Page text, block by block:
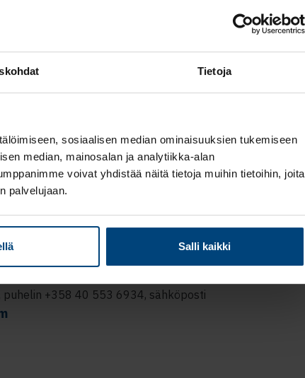
Tietoja
sosiaalisen median ominaisuuksien tukemiseen
median, mainosalan ja analytiikka-alan
voivat yhdistää näitä tietoja muihin tietoihin, joita
palvelujaan.
Salli kaikki
puhelin +47 41 472 774,
konserni, puhelin +358 50 311
puhelin +358 40 553 6934, sähköposti